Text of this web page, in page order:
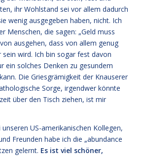
ihr Wohlstand sei vor allem dadurch
wenig ausgegeben haben, nicht. Ich
Menschen, die sagen: „Geld muss
ausgehen, dass von allem genug
wird. Ich bin sogar fest davon
ein solches Denken zu gesundem
Die Griesgrämigkeit der Knauserer
Sorge, irgendwer könnte
über den Tisch ziehen, ist mir
US-amerikanischen Kollegen,
Freunden habe ich die „abundance
gelernt. Es ist viel schöner,